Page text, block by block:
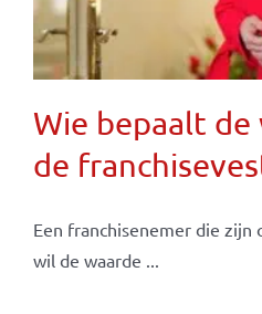
Wie bepaalt de
de
Een franchisenemer die zijn
wil de waarde ...